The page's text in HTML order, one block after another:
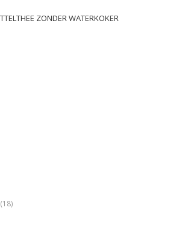
ZONDER WATERKOKER
18